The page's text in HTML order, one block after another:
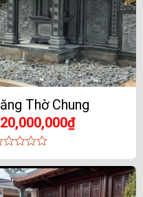
Thờ Chung
₫